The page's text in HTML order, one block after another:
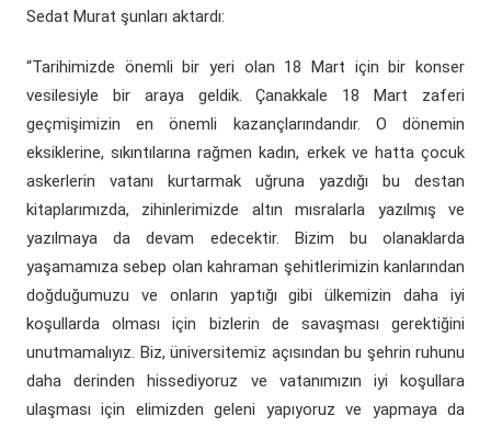
Sedat Murat şunları aktardı:
“Tarihimizde önemli bir yeri olan 18 Mart için bir konser
vesilesiyle bir araya geldik. Çanakkale 18 Mart zaferi
geçmişimizin en önemli kazançlarındandır. O dönemin
eksiklerine, sıkıntılarına rağmen kadın, erkek ve hatta çocuk
askerlerin vatanı kurtarmak uğruna yazdığı bu destan
kitaplarımızda, zihinlerimizde altın mısralarla yazılmış ve
yazılmaya da devam edecektir. Bizim bu olanaklarda
yaşamamıza sebep olan kahraman şehitlerimizin kanlarından
doğduğumuzu ve onların yaptığı gibi ülkemizin daha iyi
koşullarda olması için bizlerin de savaşması gerektiğini
unutmamalıyız. Biz, üniversitemiz açısından bu şehrin ruhunu
daha derinden hissediyoruz ve vatanımızın iyi koşullara
ulaşması için elimizden geleni yapıyoruz ve yapmaya da